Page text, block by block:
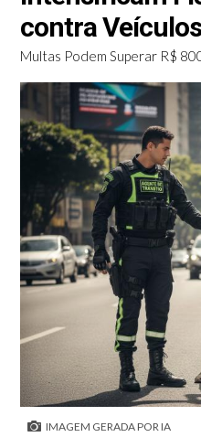
contra
Multas Podem Superar R$
IMAGEM GERADA POR IA